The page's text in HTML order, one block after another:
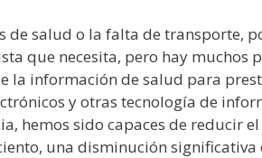
de salud o la falta de transporte,
que necesita, pero hay muchos
la información de salud para
y otras tecnología de
hemos sido capaces de reducir
una disminución